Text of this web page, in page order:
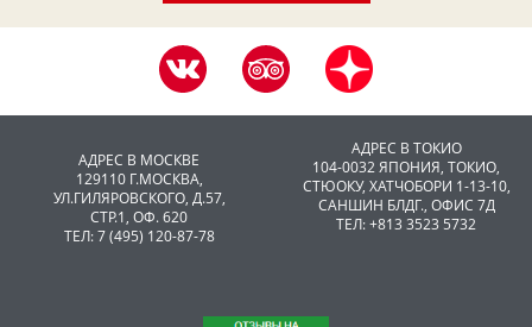
АДРЕС В МОСКВЕ
129110 Г.МОСКВА,
УЛ.ГИЛЯРОВСКОГО, Д.57,
СТР.1, ОФ. 620
ТЕЛ: 7 (495) 120-87-78
АДРЕС В ТОКИО
104-0032 ЯПОНИЯ, ТОКИО,
CТЮОКУ, ХАТЧОБОРИ 1-13-10,
САНШИН БЛДГ., ОФИС 7Д
ТЕЛ: +813 3523 5732